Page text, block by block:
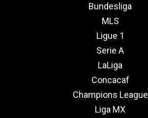
Bundesliga
MLS
Ligue 1
Serie A
LaLiga
Concacaf
Champions League
Liga MX